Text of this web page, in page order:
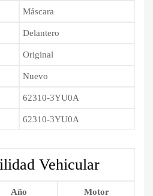
Máscara
Delantero
Original
Nuevo
62310-3YU0A
62310-3YU0A
Vehicular
Año Motor